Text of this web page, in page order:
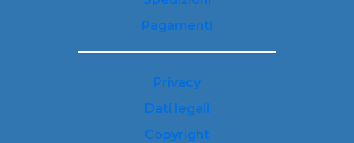
Pagamenti
Privacy
Dati legali
Copyright